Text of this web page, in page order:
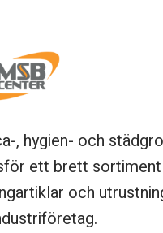
, hygien- och
ett brett
och